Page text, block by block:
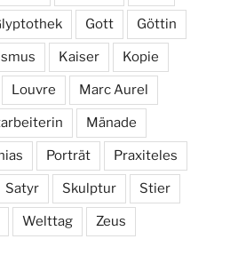
Gott Göttin
Kaiser Kopie
Louvre Marc Aurel
Mänade
Porträt Praxiteles
Satyr Skulptur Stier
Welttag Zeus